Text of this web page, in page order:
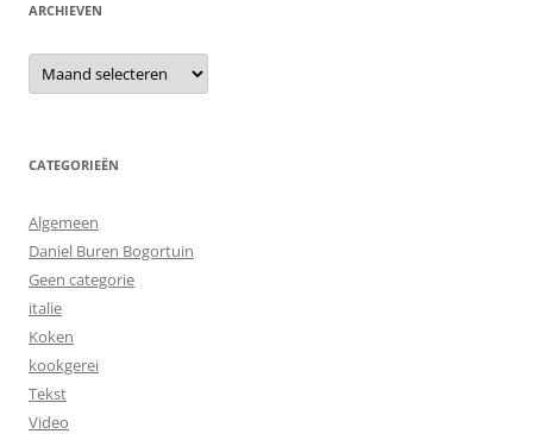
ARCHIEVEN
Archieven
CATEGORIEËN
Algemeen
Daniel Buren Bogortuin
Geen categorie
italie
Koken
kookgerei
Tekst
Video